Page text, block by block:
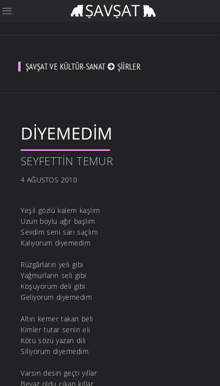
ŞAVŞAT VE KÜLTÜR-SANAT ŞIIRLER
DIYEMEDIM
SEYFETTIN TEMUR
4 AĞUSTOS 2010
Yeşil gözlü kalem kaşlım
Uzun boylu ağır başlım
Sevdim seni sarı saçlım
Kalıyorum diyemedim
Rüzgârların yeli gibi
Yağmurların seli gibi
Koşuyorum deli gibi
Geliyorum diyemedim
Altın kemer takan beli
Kimler tutar senin eli
Kötü sözü yazan dili
Siliyorum diyemedim
Varsın desin geçti yıllar
Beyaz oldu çıkan kıllar